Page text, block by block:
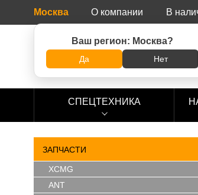
Москва
Ваш регион: Москва?
Да Нет
О компании В
8 (800) 500-
СПЕЦТЕХНИКА
ЗАПЧАСТИ
XCMG
ANT